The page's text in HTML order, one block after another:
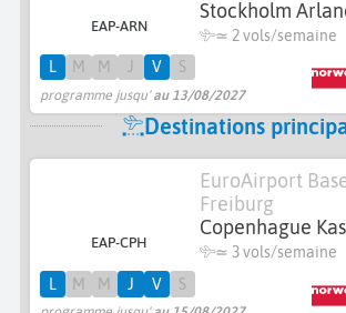
EAP-ARN
Stockholm
≃ 2 vols/semaine
programme jusqu'au 13/08/2027
L M M J V S
Destinations
EAP-CPH
EuroAirport
Freiburg
Copenhague
≃ 3 vols/semaine
L M M J V S